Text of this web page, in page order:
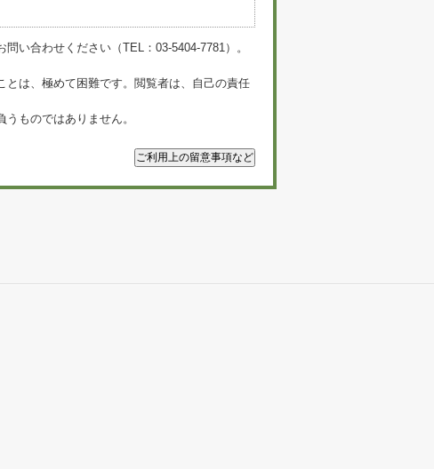
い合わせください（TEL：03-5404-7781）。
は、極めて困難です。閲覧者は、自己の責任
ものではありません。